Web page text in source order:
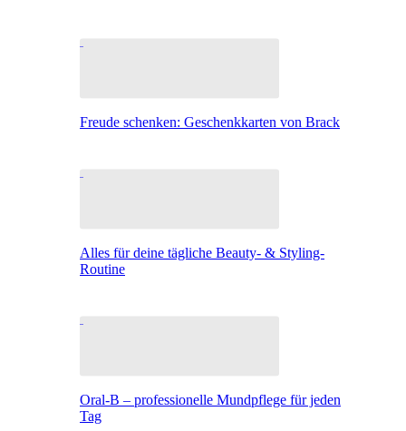
Freude schenken: Geschenkkarten von Brack
Alles für deine tägliche Beauty- & Styling-
Routine
Oral-B – professionelle Mundpflege für jeden
Tag